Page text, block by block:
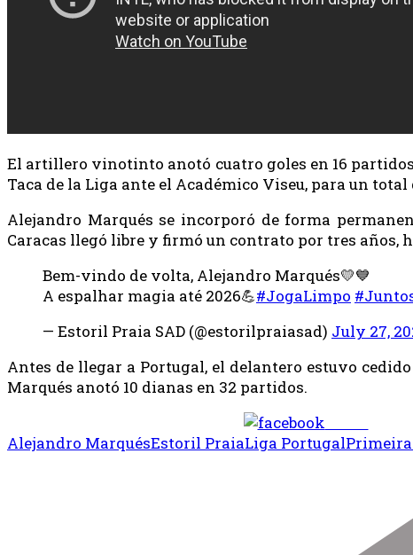
El artillero vinotinto anotó cuatro goles en 16
Taca de la Liga ante el Académico Viseu, para un
Alejandro Marqués se incorporó de forma
Caracas llegó libre y firmó un contrato por tres años,
Bem-vindo de volta, Alejandro Marqués💛💙
A espalhar magia até 2026💪#JogaLimpo
— Estoril Praia SAD (@estorilpraiasad) July 27,
Antes de llegar a Portugal, el delantero estuvo
Marqués anotó 10 dianas en 32 partidos.
Alejandro MarquésEstoril PraiaLiga Portugal